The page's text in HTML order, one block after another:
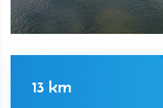
13 km